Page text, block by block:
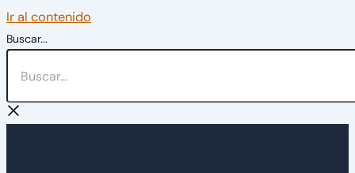
Ir al contenido
Buscar...